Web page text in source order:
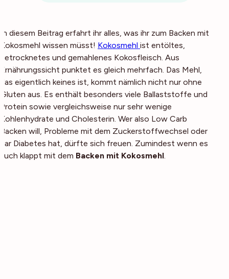
In diesem Beitrag erfahrt ihr alles, was ihr zum Backen mit
Kokosmehl wissen müsst! Kokosmehl ist entöltes,
getrocknetes und gemahlenes Kokosfleisch. Aus
Ernährungssicht punktet es gleich mehrfach. Das Mehl,
das eigentlich keines ist, kommt nämlich nicht nur ohne
Gluten aus. Es enthält besonders viele Ballaststoffe und
Protein sowie vergleichsweise nur sehr wenige
Kohlenhydrate und Cholesterin. Wer also Low Carb
Backen will, Probleme mit dem Zuckerstoffwechsel oder
gar Diabetes hat, dürfte sich freuen. Zumindest wenn es
auch klappt mit dem Backen mit Kokosmehl.